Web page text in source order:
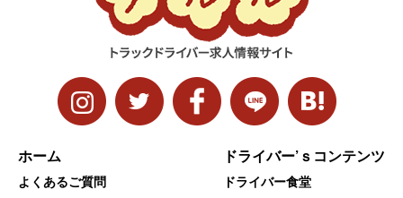
ホーム
よくあるご質問
ドライバー’ｓコンテンツ
ドライバー食堂